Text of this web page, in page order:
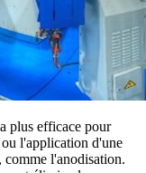
plus efficace pour
ou l'application d'une
l'anodisation.